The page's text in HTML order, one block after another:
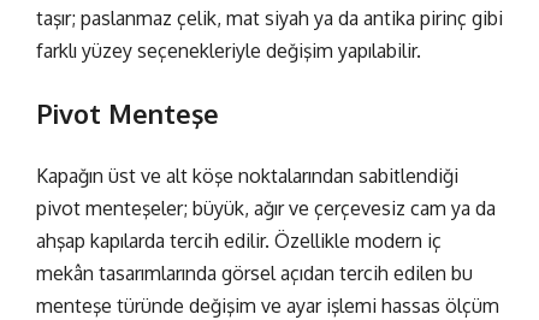
taşır; paslanmaz çelik, mat siyah ya da antika pirinç gibi
farklı yüzey seçenekleriyle değişim yapılabilir.
Pivot Menteşe
Kapağın üst ve alt köşe noktalarından sabitlendiği
pivot menteşeler; büyük, ağır ve çerçevesiz cam ya da
ahşap kapılarda tercih edilir. Özellikle modern iç
mekân tasarımlarında görsel açıdan tercih edilen bu
menteşe türünde değişim ve ayar işlemi hassas ölçüm